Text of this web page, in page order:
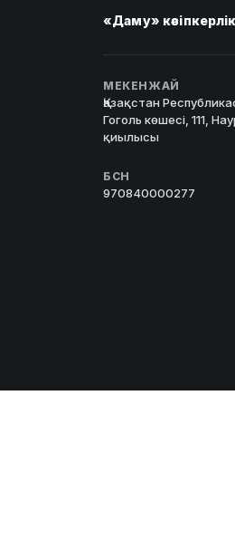
«Даму»
МЕКЕНЖАЙ
Қазақстан
Гоголь көшесі, 111,
қиылысы
БСН
970840000277